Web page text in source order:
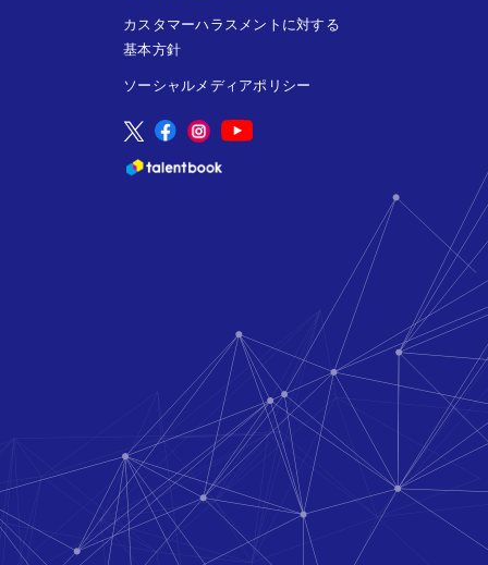
カスタマーハラスメントに対する
基本方針
ソーシャルメディアポリシー